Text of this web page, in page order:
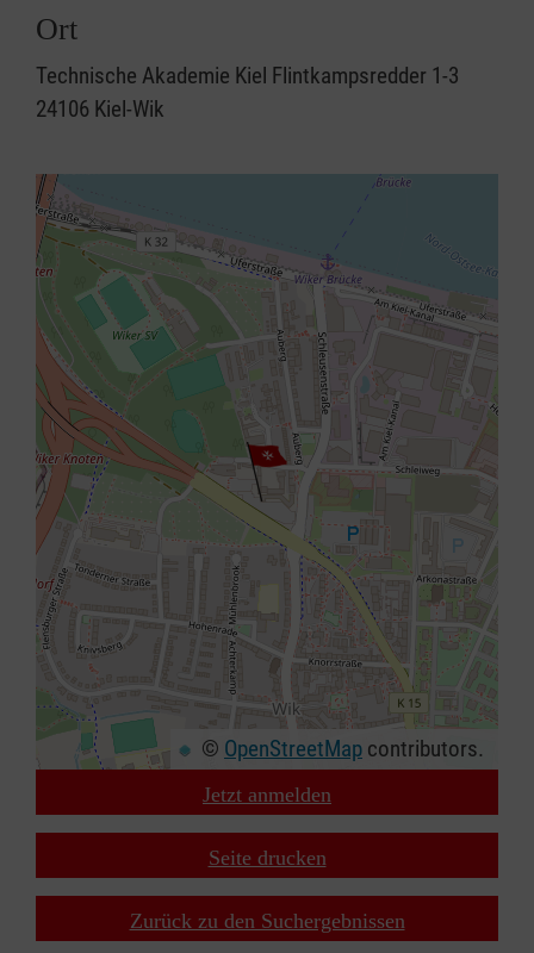
Ort
Technische Akademie Kiel Flintkampsredder 1-3
24106 Kiel-Wik
© OpenStreetMap contributors.
Jetzt anmelden
Seite drucken
Zurück zu den Suchergebnissen